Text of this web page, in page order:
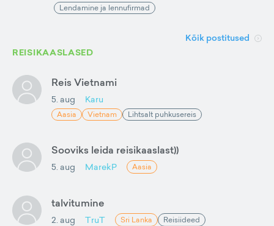
Lendamine ja lennufirmad
Kõik postitused
REISIKAASLASED
Reis Vietnami
5. aug Karu
Aasia Vietnam Lihtsalt puhkusereis
Sooviks leida reisikaaslast))
5. aug MarekP Aasia
talvitumine
2. aug TruT Sri Lanka Reisiideed